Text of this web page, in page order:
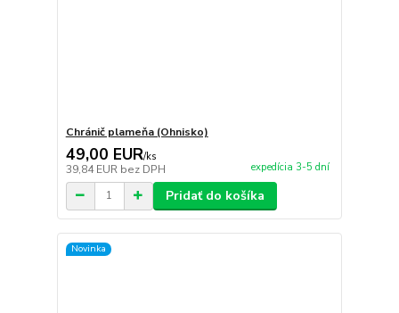
Chránič plameňa (Ohnisko)
49,00 EUR/ks
39,84 EUR bez DPH expedícia 3-5 dní
Pridať do košíka
Novinka